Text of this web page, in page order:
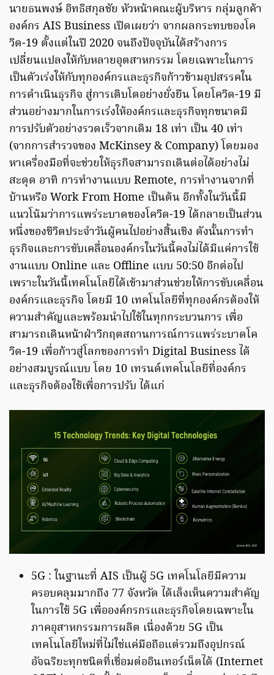
นายธนพงษ์ อิทธิสกุลชัย หัวหน้าคณะผู้บริหาร กลุ่มลูกค้า
องค์กร AIS Business เปิดเผยว่า จากผลกระทบของโค
วิด-19 ตั้งแต่ในปี 2020 จนถึงปัจจุบันได้สร้างการ
เปลี่ยนแปลงให้กับหลายอุตสาหกรรม โดยเฉพาะในการ
เป็นตัวเร่งให้กับทุกองค์กรและธุรกิจก้าวข้ามอุปสรรคใน
การดำเนินธุรกิจ สู่การเติบโตอย่างยั่งยืน โดยโควิด-19 มี
ส่วนอย่างมากในการเร่งให้องค์กรและธุรกิจทุกขนาดมี
การปรับตัวอย่างรวดเร็วจากเดิม 18 เท่า เป็น 40 เท่า
(จากการสำรวจของ McKinsey & Company) โดยมอง
หาเครื่องมือที่จะช่วยให้ธุรกิจสามารถเดินต่อได้อย่างไม่
สะดุด อาทิ การทำงานแบบ Remote, การทำงานจากที่
บ้านหรือ Work From Home เป็นต้น อีกทั้งในวันนี้มี
แนวโน้มว่าการแพร่ระบาดของโควิด-19 ได้กลายเป็นส่วน
หนึ่งของชีวิตประจำวันผู้คนไปอย่างสิ้นเชิง ดังนั้นการทำ
ธุรกิจและการขับเคลื่อนองค์กรในวันนี้คงไม่ได้มีแค่การใช้
งานแบบ Online และ Offline แบบ 50:50 อีกต่อไป
เพราะในวันนี้เทคโนโลยีได้เข้ามาส่วนช่วยให้การขับเคลื่อน
องค์กรและธุรกิจ โดยมี 10 เทคโนโลยีที่ทุกองค์กรต้องให้
ความสำคัญและพร้อมนำไปใช้ในทุกกระบวนการ เพื่อ
สามารถเดินหน้าฝ่าวิกฤตสถานการณ์การแพร่ระบาดโค
วิด-19 เพื่อก้าวสู่โลกของการทำ Digital Business ได้
อย่างสมบูรณ์แบบ โดย 10 เทรนด์เทคโนโลยีที่องค์กร
และธุรกิจต้องใช้เพื่อการปรับ ได้แก่
5G : ในฐานะที่ AIS เป็นผู้ 5G เทคโนโลยีมีความ
ครอบคลุมมากถึง 77 จังหวัด ได้เล็งเห็นความสำคัญ
ในการใช้ 5G เพื่อองค์กรกรและธุรกิจโดยเฉพาะใน
ภาคอุสาหกรรมการผลิต เนื่องด้วย 5G เป็น
เทคโนโลยีใหม่ที่ไม่ใช่แค่มือถือแต่รวมถึงอุปกรณ์
อัจฉริยะทุกชนิดที่เชื่อมต่ออินเทอร์เน็ตได้ (Internet